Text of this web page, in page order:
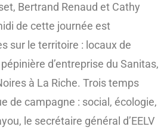
Bertrand Renaud et Cathy
de cette journée est
sur le territoire : locaux de
d’entreprise du Sanitas,
à La Riche. Trois temps
de campagne : social, écologie,
le secrétaire général d’EELV